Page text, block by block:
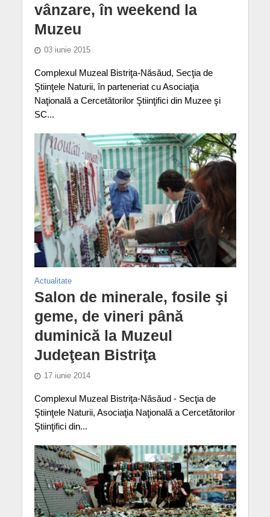
vânzare, în weekend la
Muzeu
03 iunie 2015
Complexul Muzeal Bistriţa-Năsăud, Secţia de
Ştiinţele Naturii, în parteneriat cu Asociaţia
Naţională a Cercetătorilor Ştiinţifici din Muzee şi
SC...
Actualitate
Salon de minerale, fosile şi
geme, de vineri până
duminică la Muzeul
Judeţean Bistriţa
17 iunie 2014
Complexul Muzeal Bistriţa-Năsăud - Secţia de
Ştiinţele Naturii, Asociaţia Naţională a Cercetătorilor
Ştiinţifici din...